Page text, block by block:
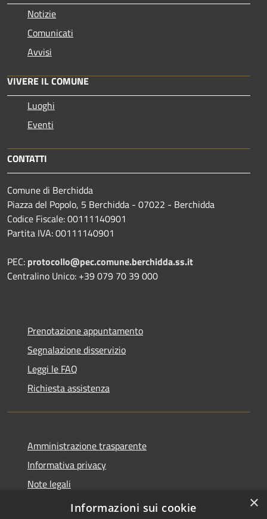
Notizie
Comunicati
Avvisi
VIVERE IL COMUNE
Luoghi
Eventi
CONTATTI
Comune di Berchidda
Piazza del Popolo, 5 Berchidda - 07022 - Berchidda
Codice Fiscale: 00111140901
Partita IVA: 00111140901
PEC: protocollo@pec.comune.berchidda.ss.it
Centralino Unico: +39 079 70 39 000
Prenotazione appuntamento
Segnalazione disservizio
Leggi le FAQ
Richiesta assistenza
Amministrazione trasparente
Informativa privacy
Note legali
Dichiarazione di accessibilità
×
Informazioni sui cookie